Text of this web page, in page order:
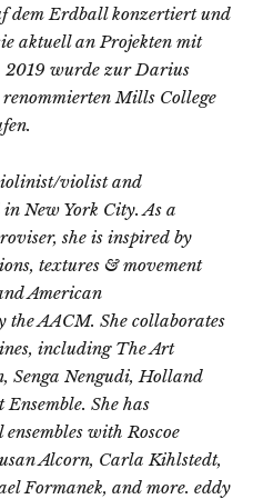
dem Erdball konzertiert und
aktuell an Projekten mit
2019 wurde zur Darius
Mills College
violist and
New York City. As a
she is inspired by
textures & movement
American
the AACM. She collaborates
including The Art
Senga Nengudi, Holland
She has
with Roscoe
Alcorn, Carla Kihlstedt,
Formanek, and more. eddy